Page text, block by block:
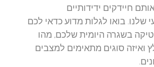
חיידקים ידידותיים
בואו לגלות מדוע כדאי לכם
בשגרה היומית שלכם, מהו
ואיזה סוגים מתאימים למצבים